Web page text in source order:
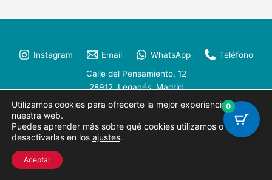
Instagram Email WhatsApp
Teléfono
Calle del Pensamiento, 12
28912. Leganés, Madrid
Aviso Legal/Política de Privacidad Política de Cookies
Copyright © 2026SBR Psicología
Creado por: UmuntuMarketing
Utilizamos cookies para ofrecerte la mejor experiencia en
nuestra web.
Puedes aprender más sobre qué cookies utilizamos o
desactivarlas en los ajustes.
Aceptar
0